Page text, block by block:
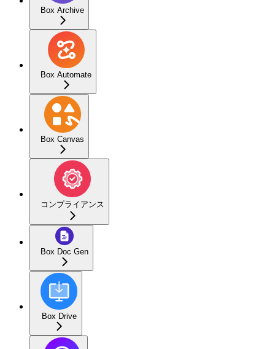
Box Archive
Box Automate
Box Canvas
コンプライアンス
Box Doc Gen
Box Drive